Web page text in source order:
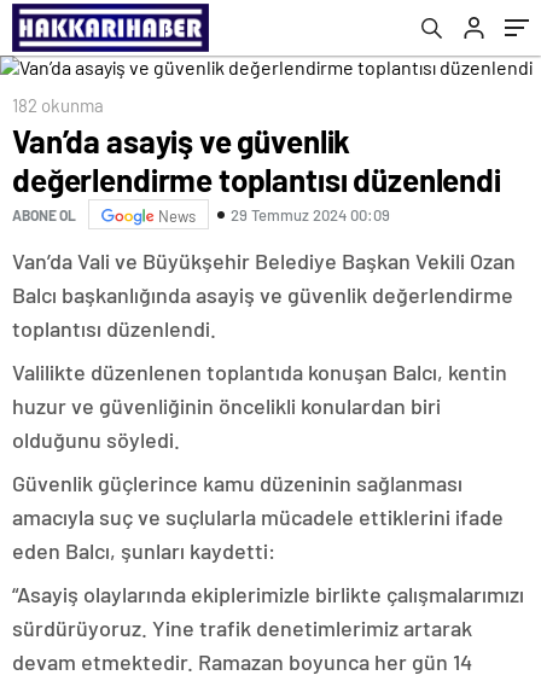
182 okunma
Van’da asayiş ve güvenlik
değerlendirme toplantısı düzenlendi
ABONE OL News 29 Temmuz 2024 00:09
Van’da Vali ve Büyükşehir Belediye Başkan Vekili Ozan
Balcı başkanlığında asayiş ve güvenlik değerlendirme
toplantısı düzenlendi.
Valilikte düzenlenen toplantıda konuşan Balcı, kentin
huzur ve güvenliğinin öncelikli konulardan biri
olduğunu söyledi.
Güvenlik güçlerince kamu düzeninin sağlanması
amacıyla suç ve suçlularla mücadele ettiklerini ifade
eden Balcı, şunları kaydetti:
“Asayiş olaylarında ekiplerimizle birlikte çalışmalarımızı
sürdürüyoruz. Yine trafik denetimlerimiz artarak
devam etmektedir. Ramazan boyunca her gün 14